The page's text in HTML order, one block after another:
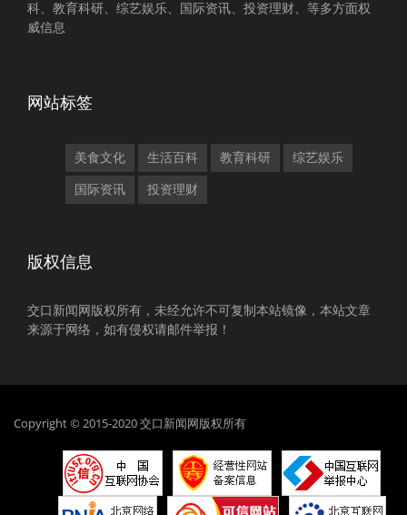
科、教育科研、综艺娱乐、国际资讯、投资理财、等多方面权
威信息
网站标签
美食文化 生活百科 教育科研 综艺娱乐
国际资讯 投资理财
版权信息
交口新闻网版权所有，未经允许不可复制本站镜像，本站文章
来源于网络，如有侵权请邮件举报！
Copyright © 2015-2020 交口新闻网版权所有